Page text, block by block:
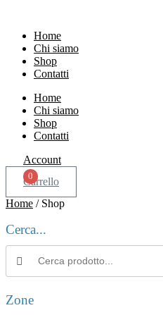
contenutoHome
Chi siamo
Shop
Contatti
Home
Chi siamo
Shop
Contatti
Account
0
Carrello
Home / Shop
Cerca...
Search products:
Zone